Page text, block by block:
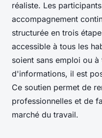
réaliste. Les
accompagnement
structurée en trois
accessible à tous les
soient sans emploi ou
d'informations, il est
Ce soutien permet de
professionnelles et de
marché du travail.